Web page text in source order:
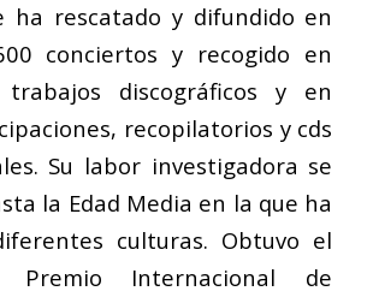
ha rescatado y difundido en
conciertos y recogido en
trabajos discográficos y en
recopilatorios y cds
Su labor investigadora se
la Edad Media en la que ha
culturas. Obtuvo el
Premio Internacional de